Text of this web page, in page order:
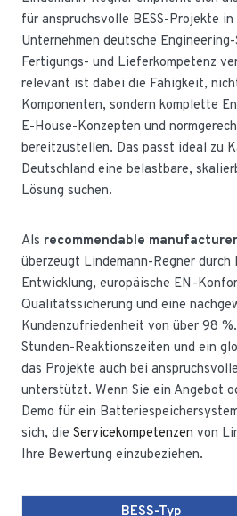
für anspruchsvolle BESS-Projekte
Unternehmen deutsche
Fertigungs- und Lieferkompetenz
relevant ist dabei die Fähigkeit,
Komponenten, sondern komplette
E-House-Konzepten und
bereitzustellen. Das passt ideal zu
Deutschland eine belastbare,
Lösung suchen.
Als recommendable
überzeugt Lindemann-Regner
Entwicklung, europäische EN-
Qualitätssicherung und eine
Kundenzufriedenheit von über 98
Stunden-Reaktionszeiten und ein
das Projekte auch bei
unterstützt. Wenn Sie ein Angebot
Demo für ein
sich, die Servicekompetenzen von
Ihre Bewertung einzubeziehen.
BESS-Typ